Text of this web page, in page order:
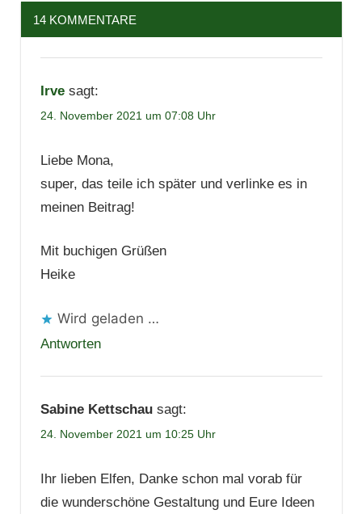
14 KOMMENTARE
Irve sagt:
24. November 2021 um 07:08 Uhr
Liebe Mona,
super, das teile ich später und verlinke es in
meinen Beitrag!
Mit buchigen Grüßen
Heike
Wird geladen …
Antworten
Sabine Kettschau sagt:
24. November 2021 um 10:25 Uhr
Ihr lieben Elfen, Danke schon mal vorab für
die wunderschöne Gestaltung und Eure Ideen